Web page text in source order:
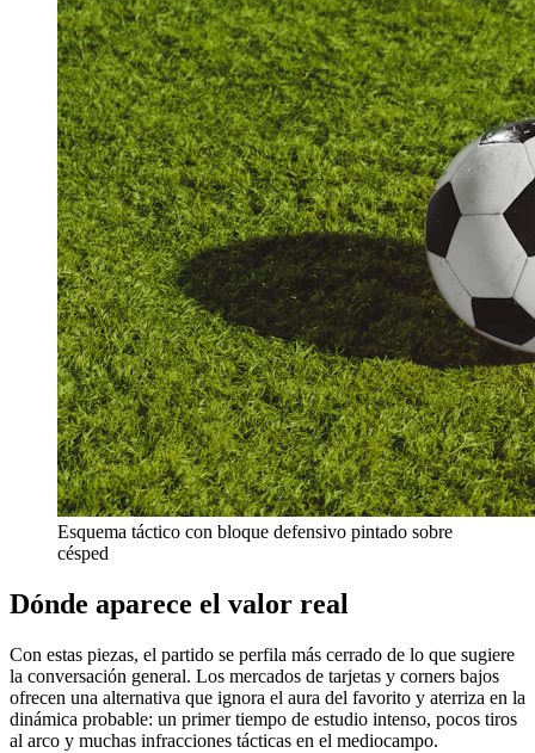
Esquema táctico con bloque defensivo pintado sobre
césped
Dónde aparece el valor real
Con estas piezas, el partido se perfila más cerrado de lo que sugiere
la conversación general. Los mercados de tarjetas y corners bajos
ofrecen una alternativa que ignora el aura del favorito y aterriza en la
dinámica probable: un primer tiempo de estudio intenso, pocos tiros
al arco y muchas infracciones tácticas en el mediocampo.